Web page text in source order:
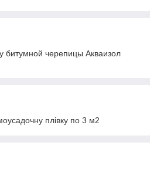
битумной черепицы Акваизол
плівку по 3 м2